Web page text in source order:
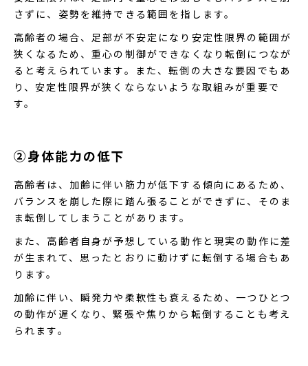
さずに、姿勢を維持できる範囲を指します。
高齢者の場合、足部が不安定になり安定性限界の範囲が
狭くなるため、重心の制御ができなくなり転倒につなが
ると考えられています。また、転倒の大きな要因でもあ
り、安定性限界が狭くならないような取組みが重要で
す。
②身体能力の低下
高齢者は、加齢に伴い筋力が低下する傾向にあるため、
バランスを崩した際に踏ん張ることができずに、そのま
ま転倒してしまうことがあります。
また、高齢者自身が予想している動作と現実の動作に差
が生まれて、思ったとおりに動けずに転倒する場合もあ
ります。
加齢に伴い、瞬発力や柔軟性も衰えるため、一つひとつ
の動作が遅くなり、緊張や焦りから転倒することも考え
られます。